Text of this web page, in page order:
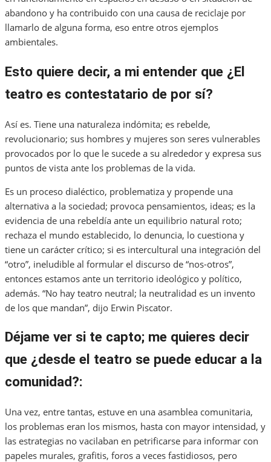
abandono y ha contribuido con una causa de reciclaje por
llamarlo de alguna forma, eso entre otros ejemplos
ambientales.
Esto quiere decir, a mi entender que ¿El
teatro es contestatario de por sí?
Así es. Tiene una naturaleza indómita; es rebelde,
revolucionario; sus hombres y mujeres son seres vulnerables
provocados por lo que le sucede a su alrededor y expresa sus
puntos de vista ante los problemas de la vida.
Es un proceso dialéctico, problematiza y propende una
alternativa a la sociedad; provoca pensamientos, ideas; es la
evidencia de una rebeldía ante un equilibrio natural roto;
rechaza el mundo establecido, lo denuncia, lo cuestiona y
tiene un carácter crítico; si es intercultural una integración del
“otro”, ineludible al formular el discurso de “nos-otros”,
entonces estamos ante un territorio ideológico y político,
además. “No hay teatro neutral; la neutralidad es un invento
de los que mandan”, dijo Erwin Piscator.
Déjame ver si te capto; me quieres decir
que ¿desde el teatro se puede educar a la
comunidad?:
Una vez, entre tantas, estuve en una asamblea comunitaria,
los problemas eran los mismos, hasta con mayor intensidad, y
las estrategias no vacilaban en petrificarse para informar con
papeles murales, grafitis, foros a veces fastidiosos, pero